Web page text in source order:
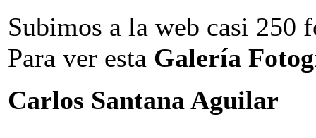
Subimos a la web casi 250
Para ver esta Galería
Carlos Santana Aguilar